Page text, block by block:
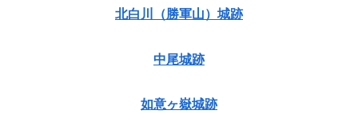
北白川（勝軍山）城跡
中尾城跡
如意ヶ嶽城跡